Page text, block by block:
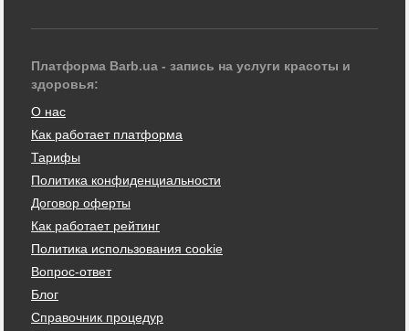
Платформа Barb.ua - запись на услуги красоты и
здоровья:
О нас
Как работает платформа
Тарифы
Политика конфиденциальности
Договор оферты
Как работает рейтинг
Политика использования cookie
Вопрос-ответ
Блог
Справочник процедур